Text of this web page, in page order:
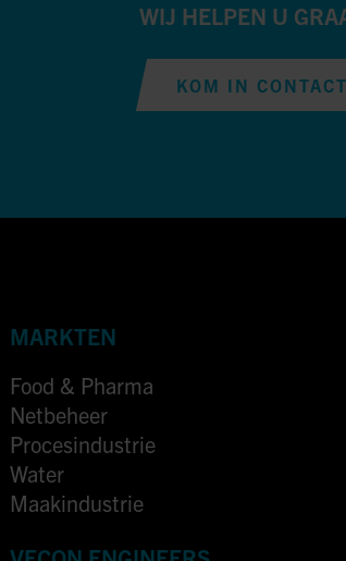
WIJ HELPEN U
KOM IN CONTACT
MARKTEN
Food & Pharma
Netbeheer
Procesindustrie
Water
Maakindustrie